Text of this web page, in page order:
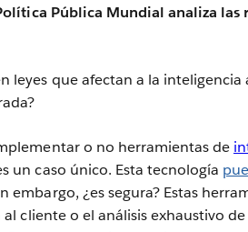
Pública Mundial analiza las
leyes que afectan a la
o no herramientas de
un caso único. Esta tecnología
embargo, ¿es segura? Estas
cliente o el análisis exhaustivo